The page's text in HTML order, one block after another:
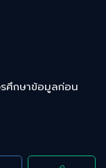
ศึกษาข้อมูลก่อน